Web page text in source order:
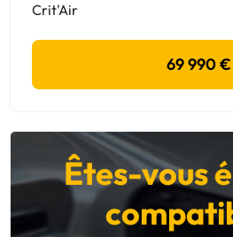
Crit'Air
69 990 €
Êtes-vous